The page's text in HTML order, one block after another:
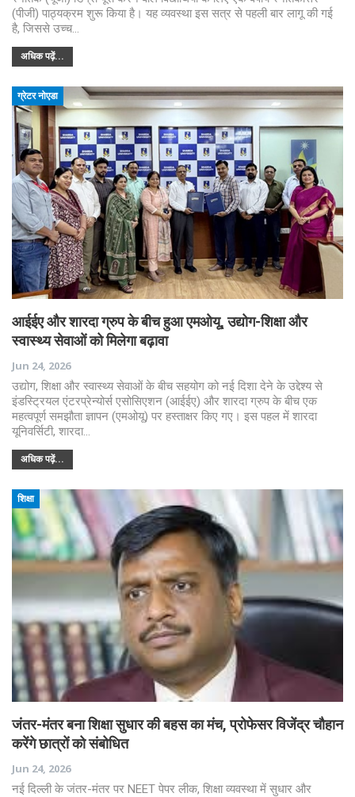
(पीजी) पाठ्यक्रम शुरू किया है। यह व्यवस्था इस सत्र से पहली बार लागू की गई
है, जिससे उच्च…
अधिक पढ़ें...
ग्रेटर नोएडा
आईईए और शारदा ग्रुप के बीच हुआ एमओयू, उद्योग-शिक्षा और
स्वास्थ्य सेवाओं को मिलेगा बढ़ावा
Jun 24, 2026
उद्योग, शिक्षा और स्वास्थ्य सेवाओं के बीच सहयोग को नई दिशा देने के उद्देश्य से
इंडस्ट्रियल एंटरप्रेन्योर्स एसोसिएशन (आईईए) और शारदा ग्रुप के बीच एक
महत्वपूर्ण समझौता ज्ञापन (एमओयू) पर हस्ताक्षर किए गए। इस पहल में शारदा
यूनिवर्सिटी, शारदा…
अधिक पढ़ें...
शिक्षा
जंतर-मंतर बना शिक्षा सुधार की बहस का मंच, प्रोफेसर विजेंद्र चौहान
करेंगे छात्रों को संबोधित
Jun 24, 2026
नई दिल्ली के जंतर-मंतर पर NEET पेपर लीक, शिक्षा व्यवस्था में सुधार और